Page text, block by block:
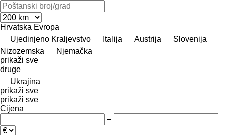
Hrvatska Evropa
Ujedinjeno Kraljevstvo
Italija Austrija
Slovenija
Nizozemska
Njemačka
prikaži sve
druge
Ukrajina
prikaži sve
prikaži sve
Cijena
–